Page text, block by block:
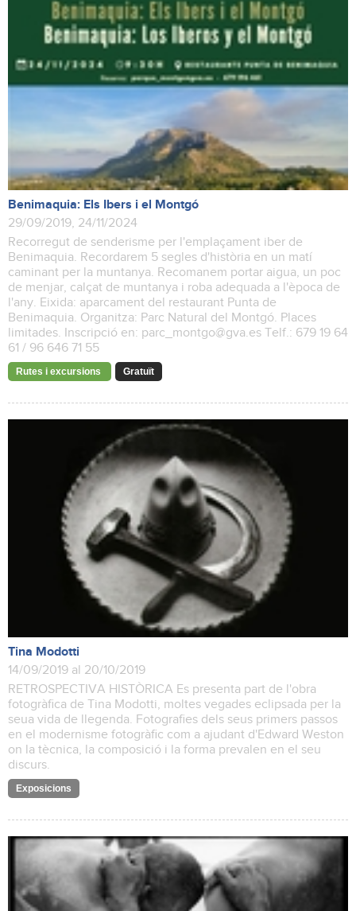
Benimaquia: Els Ibers i el Montgó
29/09/2019, 24/11/2024
Recorregut de senderisme per l'emplaçament iber de
Benimaquia. Recordarem 5 segles d'història en un matí
caminant per la muntanya. Recomanem portar aigua, un poc
de menjar, calçat de muntanya i roba adequada a l'època de
l'any. Eixida: aparcament del restaurant Punta de
Benimaquia. Organitza: Parc Natural del Montgó. Places
limitades. Inscripció en: parc_montgo@gva.es Telf.: 679 19 64
61 / 96 646 71 55
Rutes i excursions Gratuït
Tina Modotti
14/09/2019 al 20/10/2019
RETROSPECTIVA HISTÒRICA Es presenta part de l'obra
fotogràfica de Tina Modotti, moltes vegades eclipsada per la
seua vida de llegenda. Fotografies dels seus primers passos
en el modernisme fotogràfic com a ajudant d'Edward Weston
on la tècnica, la composició i la forma prevalen en el seu
discurs.
Exposicions